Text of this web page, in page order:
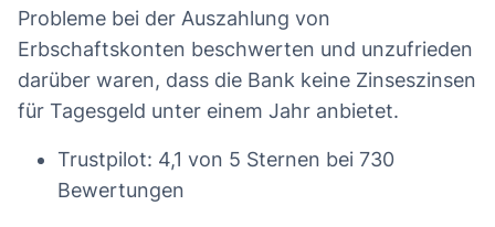
Probleme bei der Auszahlung von
Erbschaftskonten beschwerten und unzufrieden
darüber waren, dass die Bank keine Zinseszinsen
für Tagesgeld unter einem Jahr anbietet.
Trustpilot: 4,1 von 5 Sternen bei 730
Bewertungen